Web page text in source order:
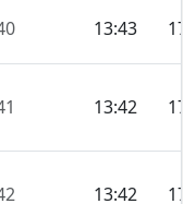
13:43
13:42
13:42